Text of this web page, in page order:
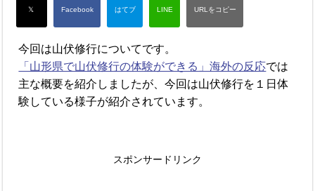
今回は山伏修行についてです。
「山形県で山伏修行の体験ができる」海外の反応では
主な概要を紹介しましたが、今回は山伏修行を１日体
験している様子が紹介されています。
スポンサードリンク